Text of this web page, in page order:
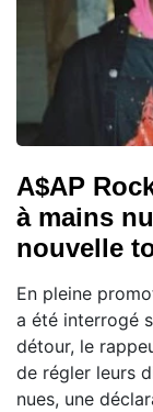
A$AP
à mains
nouvelle
En pleine
a été interrogé
détour, le
de régler leurs
nues, une